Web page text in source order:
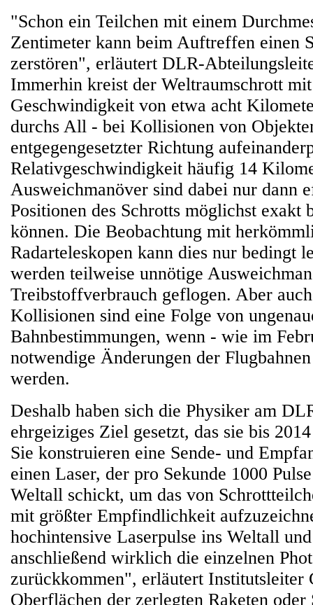
"Schon ein Teilchen mit einem
Zentimeter kann beim Auftreffen einen
zerstören", erläutert DLR-
Immerhin kreist der Weltraumschrott
Geschwindigkeit von etwa acht
durchs All - bei Kollisionen von
entgegengesetzter Richtung
Relativgeschwindigkeit häufig 14
Ausweichmanöver sind dabei nur dann
Positionen des Schrotts möglichst exakt
können. Die Beobachtung mit
Radarteleskopen kann dies nur bedingt
werden teilweise unnötige
Treibstoffverbrauch geflogen. Aber
Kollisionen sind eine Folge von
Bahnbestimmungen, wenn - wie im
notwendige Änderungen der
werden.
Deshalb haben sich die Physiker am
ehrgeiziges Ziel gesetzt, das sie bis
Sie konstruieren eine Sende- und
einen Laser, der pro Sekunde 1000
Weltall schickt, um das von
mit größter Empfindlichkeit
hochintensive Laserpulse ins Weltall
anschließend wirklich die einzelnen
zurückkommen", erläutert Institutsleiter
Oberflächen der zerlegten Raketen